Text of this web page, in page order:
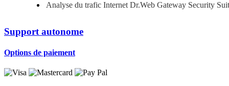
Analyse du trafic Internet Dr.Web Gateway Security
Support autonome
Options de paiement